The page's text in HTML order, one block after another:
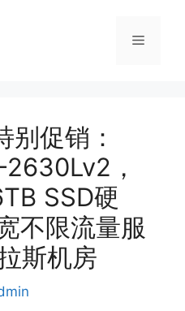
菜
促销：
，
SSD硬
不限流量服
斯机房